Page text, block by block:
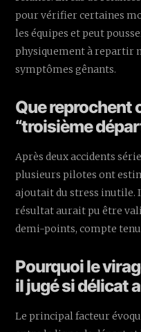
pour vérifier certaines
les équipes et peut
physiquement à repartir
symptômes gênants.
Que reprochent
“troisième
Après deux accidents
plusieurs pilotes ont
ajoutait du stress inutile.
résultat aurait pu être
demi-points, compte
Pourquoi le
il jugé si délicat
Le principal facteur